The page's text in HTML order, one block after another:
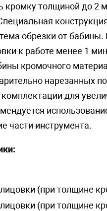
кромку толщиной до
обрезки от
к работе менее 1
кромочного
нарезанных
комплектации для
части инструмента.
(при толщине
(при толщине